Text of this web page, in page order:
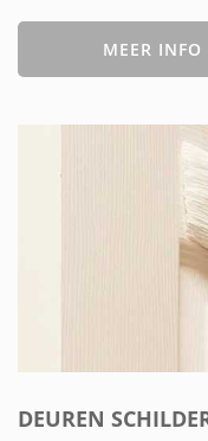
MEER INFO
DEUREN